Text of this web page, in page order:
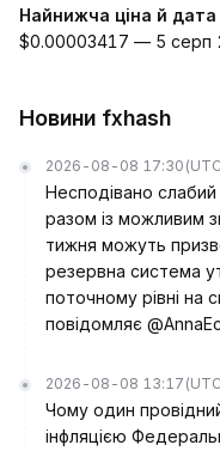
Найнижча ціна й дата
$0.00003417 — 5 серп
Новини fxhash
2026-08-08 17:30
Несподівано слабий
разом із можливим
тижня можуть
резервна система
поточному рівні на
повідомляє
2026-08-08 13:17
Чому один
інфляцією